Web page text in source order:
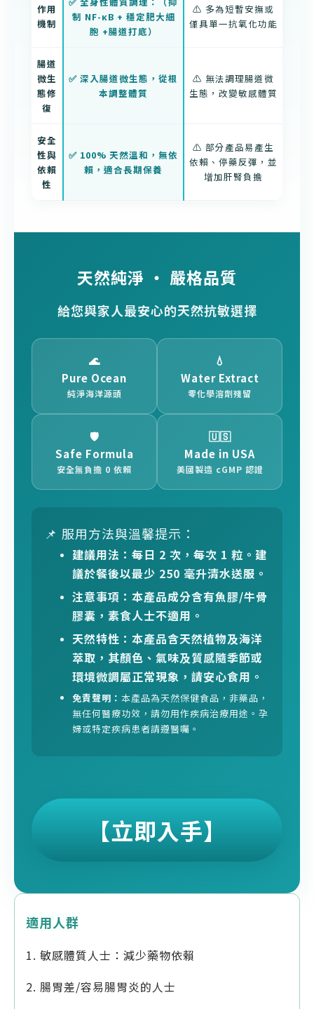
作用
機制
制 NF-κB + 穩定肥大細
胞 +腸道打底）
⚠️ 多為短暫安撫或
僅具單一抗氧化功能
腸道
微生
態修
復
✅ 深入腸道微生態，從根
本調整體質
⚠️ 無法調理腸道微
生態，改變敏感體質
安全
性與
依賴
性
✅ 100% 天然溫和，無依
賴，適合長期保養
⚠️ 部分產品易產生
依賴、停藥反彈，並
增加肝腎負擔
天然純淨 ‧ 嚴格品質
給您與家人最安心的天然抗敏選擇
🌊
Pure Ocean
純淨海洋源頭
💧
Water Extract
零化學溶劑殘留
🛡️
Safe Formula
安全無負擔 0 依賴
🇺🇸
Made in USA
美國製造 cGMP 認證
📌 服用方法與溫馨提示：
建議用法：每日 2 次，每次 1 粒。建
議於餐後以最少 250 毫升清水送服。
注意事項：本產品成分含有魚膠/牛骨
膠囊，素食人士不適用。
天然特性：本產品含天然植物及海洋
萃取，其顏色、氣味及質感隨季節或
環境微調屬正常現象，請安心食用。
免責聲明： 本產品為天然保健食品，非藥品，
無任何醫療功效，請勿用作疾病治療用途。孕
婦或特定疾病患者請遵醫囑。
【立即入手】
適用人群
1. 敏感體質人士：減少藥物依賴
2. 腸胃差/容易腸胃炎的人士